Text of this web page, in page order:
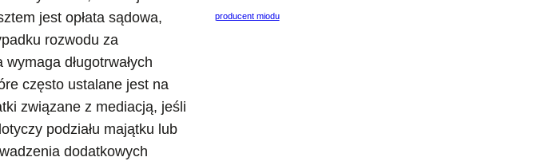
jest opłata sądowa,
rozwodu za
długotrwałych
często ustalane jest na
związane z mediacją, jeśli
podziału majątku lub
dodatkowych
producent miodu